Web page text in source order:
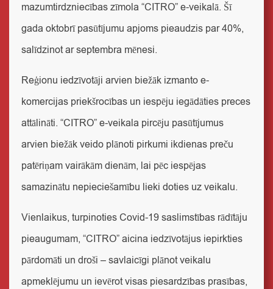
mazumtirdzniecības zīmola “CITRO” e-veikalā. Šī
gada oktobrī pasūtījumu apjoms pieaudzis par 40%,
salīdzinot ar septembra mēnesi.
Reģionu iedzīvotāji arvien biežāk izmanto e-
komercijas priekšrocības un iespēju iegādāties preces
attālināti. “CITRO” e-veikala pircēju pasūtījumus
arvien biežāk veido plānoti pirkumi ikdienas preču
patēriņam vairākām dienām, lai pēc iespējas
samazinātu nepieciešamību lieki doties uz veikalu.
Vienlaikus, turpinoties Covid-19 saslimstības rādītāju
pieaugumam, “CITRO” aicina iedzīvotājus iepirkties
pārdomāti un droši – savlaicīgi plānot veikalu
apmeklējumu un ievērot visas piesardzības prasības,